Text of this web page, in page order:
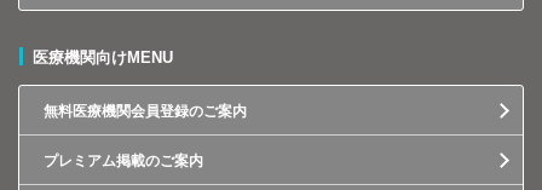
医療機関向けMENU
無料医療機関会員登録のご案内
プレミアム掲載のご案内